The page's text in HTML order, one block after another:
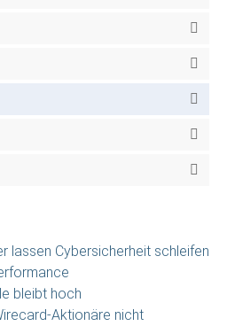
lassen Cybersicherheit schleifen
bleibt hoch
Aktionäre nicht